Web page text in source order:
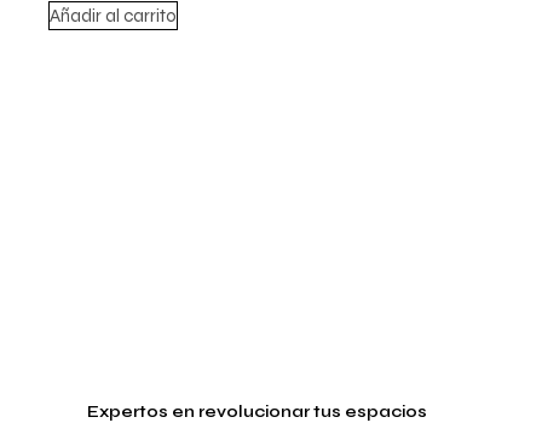
Añadir al carrito
Expertos en revolucionar tus espacios